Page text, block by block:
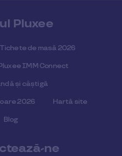
Pluxee
Tichete de masă 2026
IMM Connect
și câștigă
2026 Hartă site
Blog
ne